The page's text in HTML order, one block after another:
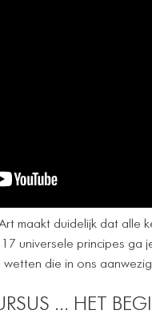
maakt duidelijk dat alle
universele principes
die in ons
... HET